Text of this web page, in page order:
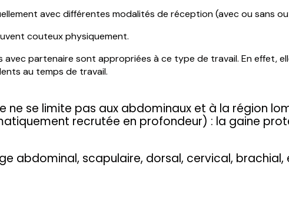
avec différentes modalités de réception (avec ou sans
couteux physiquement.
avec partenaire sont appropriées à ce type de travail. En effet,
au temps de travail.
ne se limite pas aux abdominaux et à la région
recrutée en profondeur) : la gaine
abdominal, scapulaire, dorsal, cervical, brachial,